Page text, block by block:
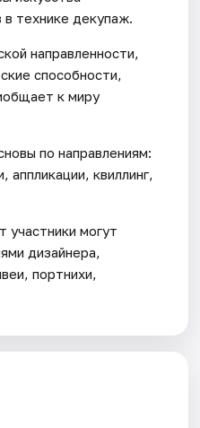
технике декупаж.
направленности,
способности,
к миру
по направлениям:
аппликации, квиллинг,
участники могут
дизайнера,
портнихи,